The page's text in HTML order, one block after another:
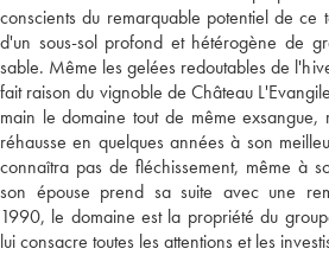
conscients du remarquable potentiel de ce
d'un sous-sol profond et hétérogène de
sable. Même les gelées redoutables de
fait raison du vignoble de Château
main le domaine tout de même
réhausse en quelques années à son
connaîtra pas de fléchissement, même à
son épouse prend sa suite avec une
1990, le domaine est la propriété du
lui consacre toutes les attentions et les